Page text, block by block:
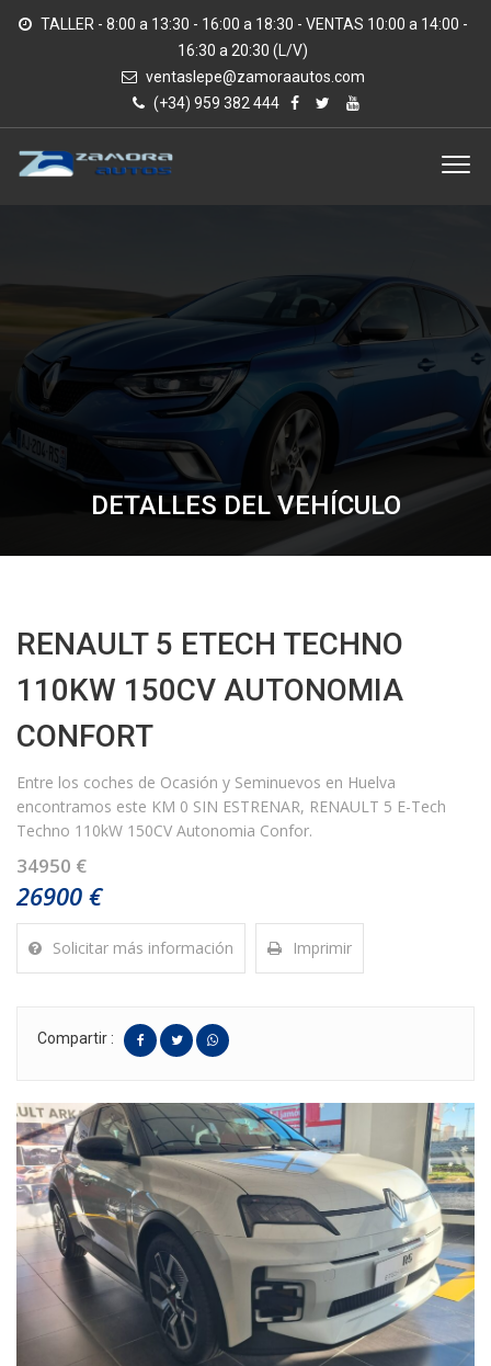
TALLER - 8:00 a 13:30 - 16:00 a 18:30 - VENTAS 10:00 a 14:00 -
16:30 a 20:30 (L/V)
ventaslepe@zamoraautos.com
(+34) 959 382 444
DETALLES DEL VEHÍCULO
RENAULT 5 ETECH TECHNO
110KW 150CV AUTONOMIA
CONFORT
Entre los coches de Ocasión y Seminuevos en Huelva
encontramos este KM 0 SIN ESTRENAR, RENAULT 5 E-Tech
Techno 110kW 150CV Autonomia Confor.
34950 €
26900 €
Solicitar más información Imprimir
Compartir :